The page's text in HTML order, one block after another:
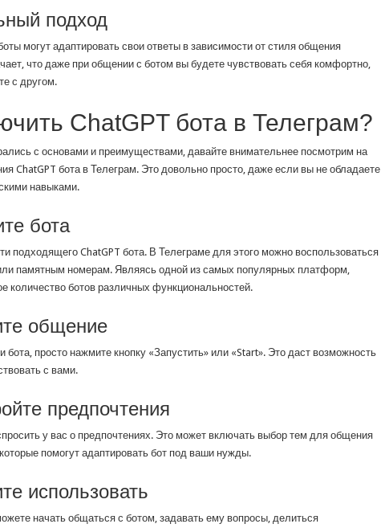
подход
могут адаптировать свои ответы в зависимости от стиля общения
что даже при общении с ботом вы будете чувствовать себя комфортно,
с другом.
ChatGPT бота в Телеграм?
с основами и преимуществами, давайте внимательнее посмотрим на
ChatGPT бота в Телеграм. Это довольно просто, даже если вы не обладаете
навыками.
бота
подходящего ChatGPT бота. В Телеграме для этого можно воспользоваться
памятным номерам. Являясь одной из самых популярных платформ,
количество ботов различных функциональностей.
общение
бота, просто нажмите кнопку «Запустить» или «Start». Это даст возможность
с вами.
предпочтения
у вас о предпочтениях. Это может включать выбор тем для общения
помогут адаптировать бот под ваши нужды.
использовать
начать общаться с ботом, задавать ему вопросы, делиться